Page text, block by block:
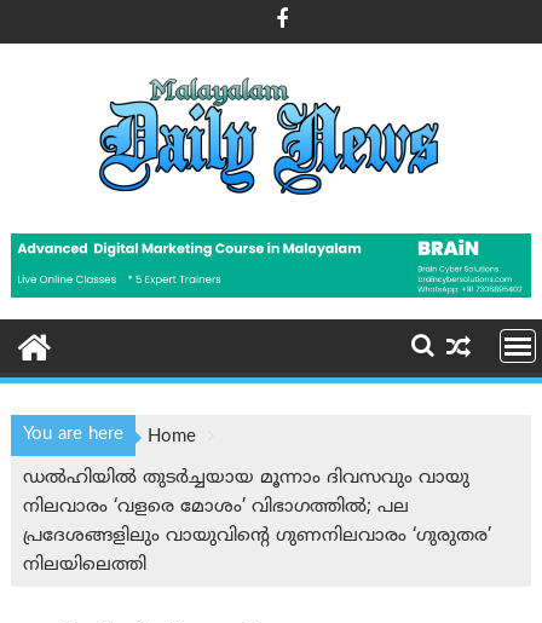
to
You are here
Home
ഡല്‍ഹിയില്‍ തുടർച്ചയായ മൂന്നാം ദിവസവും വായു
നിലവാരം ‘വളരെ മോശം’ വിഭാഗത്തിൽ; പല
പ്രദേശങ്ങളിലും വായുവിന്റെ ഗുണനിലവാരം ‘ഗുരുതര’
നിലയിലെത്തി